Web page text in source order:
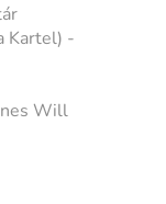
Kartel) -
Will